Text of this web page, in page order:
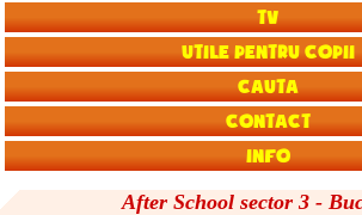
TV
Utile pentru copii
Cauta
Contact
Info
After School sector 3 -